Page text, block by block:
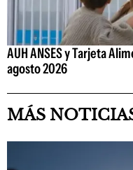
AUH ANSES y Tarjeta
agosto 2026
MÁS